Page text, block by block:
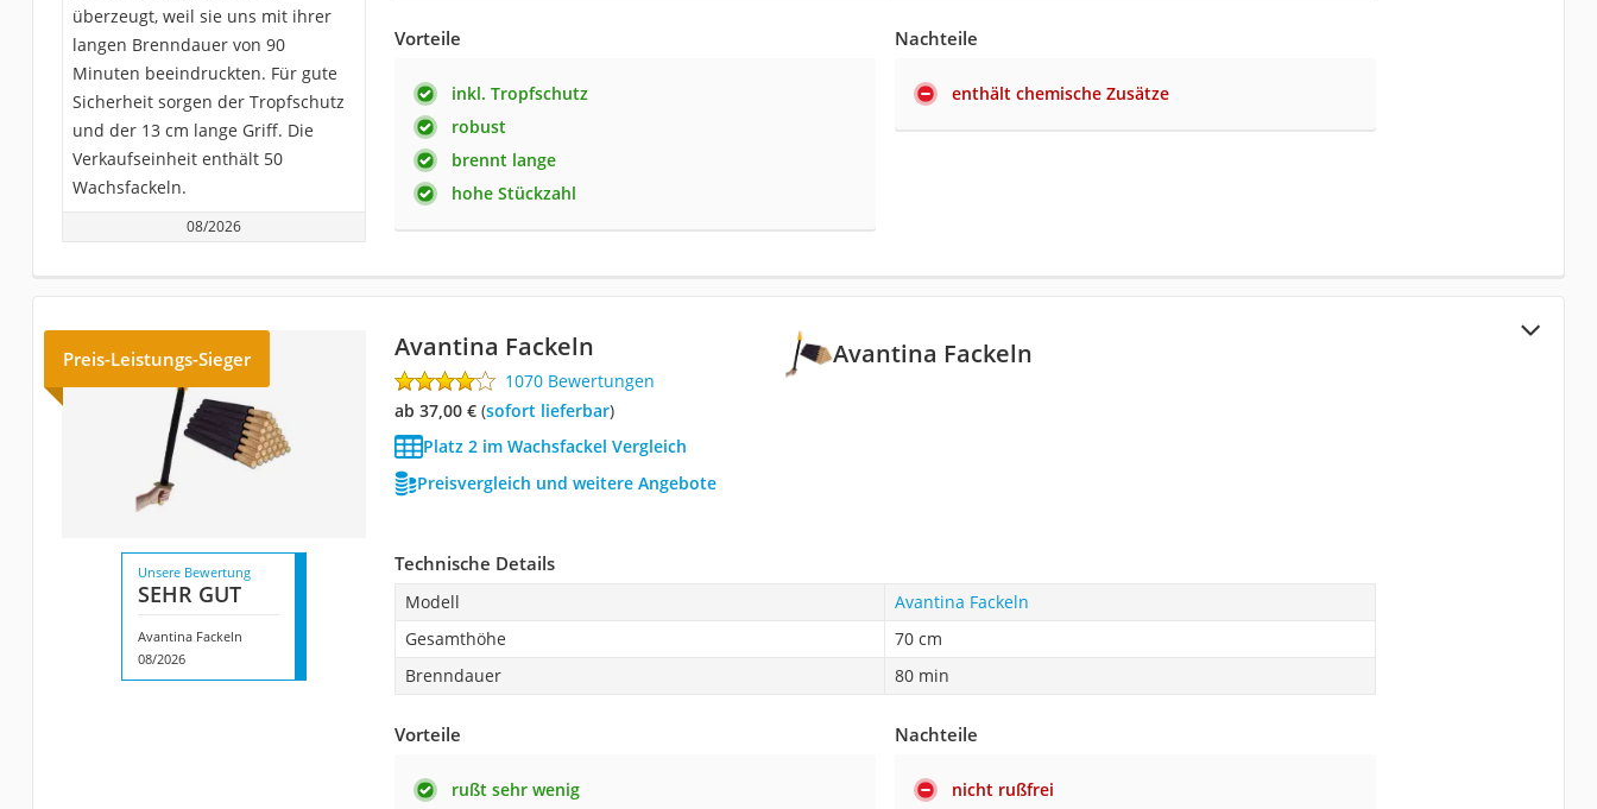
überzeugt, weil sie uns mit ihrer
langen Brenndauer von 90
Minuten beeindruckten. Für gute
Sicherheit sorgen der Tropfschutz
und der 13 cm lange Griff. Die
Verkaufseinheit enthält 50
Wachsfackeln.
08/2026
Vorteile
inkl. Tropfschutz
robust
brennt lange
hohe Stückzahl
Nachteile
enthält chemische Zusätze
Avantina Fackeln
Preis-Leistungs-Sieger Avantina Fackeln
1070 Bewertungen
ab 37,00 €( Sofort lieferbar)
Platz 2 im Wachsfackel Vergleich
Preisvergleich und weitere Angebote
Unsere Bewertung
SEHR GUT
Avantina Fackeln
08/2026
Technische Details
Modell
Avantina Fackeln
Gesamthöhe
70 cm
Brenndauer
80 min
Vorteile
rußt sehr wenig
Nachteile
nicht rußfrei